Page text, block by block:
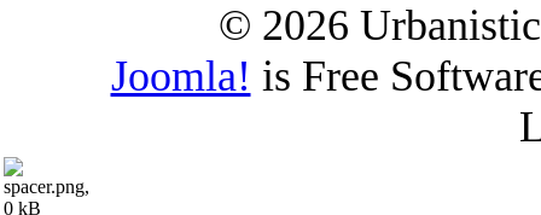
© 2026
Joomla! is Free